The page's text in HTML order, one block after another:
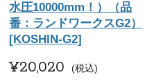
水圧10000mm！）（品
番：ランドワークスG2）
[KOSHIN-G2]
¥20,020 税込